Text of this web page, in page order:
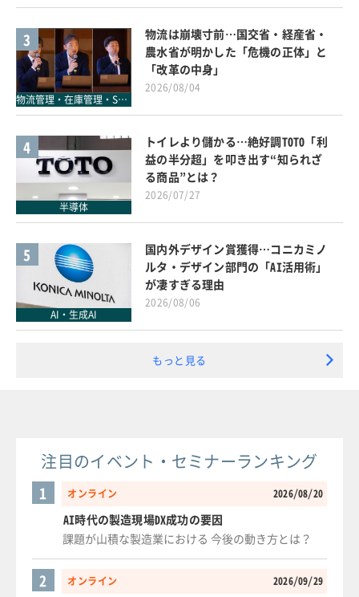
3
物流管理・在庫管理・SCM
物流は崩壊寸前…国交省・経産省・
農水省が明かした「危機の正体」と
「改革の中身」
2026/08/04
4
半導体
トイレより儲かる…絶好調TOTO「利
益の半分超」を叩き出す“知られざ
る商品”とは？
2026/07/27
5
AI・生成AI
国内外デザイン賞獲得…コニカミノ
ルタ・デザイン部門の「AI活用術」
が凄すぎる理由
2026/08/06
もっと見る
注目のイベント・セミナーランキング
オンライン 2026/08/20
1
AI時代の製造現場DX成功の要因
課題が山積な製造業における 今後の動き方とは？
オンライン 2026/09/29
2